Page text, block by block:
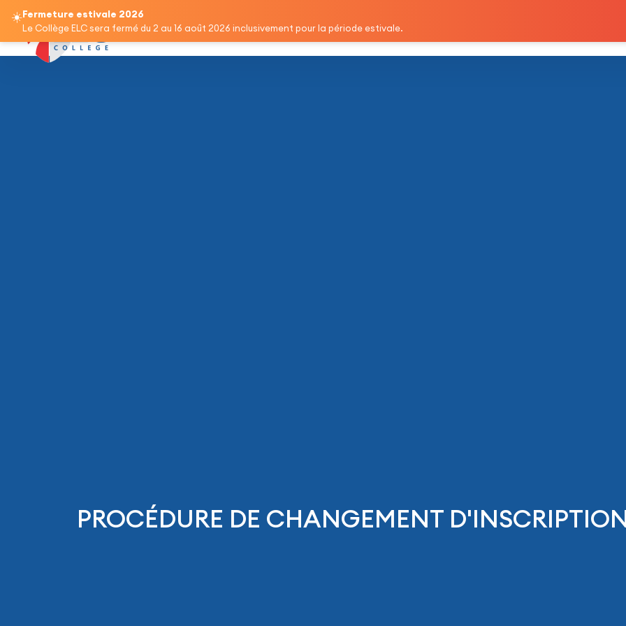
☀️Fermeture estivale 2026
Le Collège ELC sera fermé du 2 au 16 août 2026 inclusivement pour la période estivale.
Accueil Programmes Cours de langues Tests officiels
PROCÉDURE DE CHANGEMENT